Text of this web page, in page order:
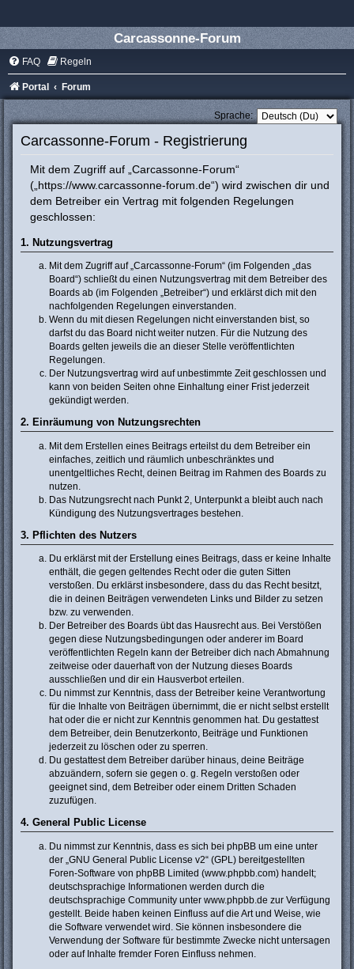
Carcassonne-Forum
FAQ Regeln
Portal Forum
Sprache:
Carcassonne-Forum - Registrierung
Mit dem Zugriff auf „Carcassonne-Forum“
(„https://www.carcassonne-forum.de“) wird zwischen dir und
dem Betreiber ein Vertrag mit folgenden Regelungen
geschlossen:
1. Nutzungsvertrag
Mit dem Zugriff auf „Carcassonne-Forum“ (im Folgenden „das
Board“) schließt du einen Nutzungsvertrag mit dem Betreiber des
Boards ab (im Folgenden „Betreiber“) und erklärst dich mit den
nachfolgenden Regelungen einverstanden.
Wenn du mit diesen Regelungen nicht einverstanden bist, so
darfst du das Board nicht weiter nutzen. Für die Nutzung des
Boards gelten jeweils die an dieser Stelle veröffentlichten
Regelungen.
Der Nutzungsvertrag wird auf unbestimmte Zeit geschlossen und
kann von beiden Seiten ohne Einhaltung einer Frist jederzeit
gekündigt werden.
2. Einräumung von Nutzungsrechten
Mit dem Erstellen eines Beitrags erteilst du dem Betreiber ein
einfaches, zeitlich und räumlich unbeschränktes und
unentgeltliches Recht, deinen Beitrag im Rahmen des Boards zu
nutzen.
Das Nutzungsrecht nach Punkt 2, Unterpunkt a bleibt auch nach
Kündigung des Nutzungsvertrages bestehen.
3. Pflichten des Nutzers
Du erklärst mit der Erstellung eines Beitrags, dass er keine Inhalte
enthält, die gegen geltendes Recht oder die guten Sitten
verstoßen. Du erklärst insbesondere, dass du das Recht besitzt,
die in deinen Beiträgen verwendeten Links und Bilder zu setzen
bzw. zu verwenden.
Der Betreiber des Boards übt das Hausrecht aus. Bei Verstößen
gegen diese Nutzungsbedingungen oder anderer im Board
veröffentlichten Regeln kann der Betreiber dich nach Abmahnung
zeitweise oder dauerhaft von der Nutzung dieses Boards
ausschließen und dir ein Hausverbot erteilen.
Du nimmst zur Kenntnis, dass der Betreiber keine Verantwortung
für die Inhalte von Beiträgen übernimmt, die er nicht selbst erstellt
hat oder die er nicht zur Kenntnis genommen hat. Du gestattest
dem Betreiber, dein Benutzerkonto, Beiträge und Funktionen
jederzeit zu löschen oder zu sperren.
Du gestattest dem Betreiber darüber hinaus, deine Beiträge
abzuändern, sofern sie gegen o. g. Regeln verstoßen oder
geeignet sind, dem Betreiber oder einem Dritten Schaden
zuzufügen.
4. General Public License
Du nimmst zur Kenntnis, dass es sich bei phpBB um eine unter
der „ GNU General Public License v2“ (GPL) bereitgestellten
Foren-Software von phpBB Limited (www.phpbb.com) handelt;
deutschsprachige Informationen werden durch die
deutschsprachige Community unter www.phpbb.de zur Verfügung
gestellt. Beide haben keinen Einfluss auf die Art und Weise, wie
die Software verwendet wird. Sie können insbesondere die
Verwendung der Software für bestimmte Zwecke nicht untersagen
oder auf Inhalte fremder Foren Einfluss nehmen.